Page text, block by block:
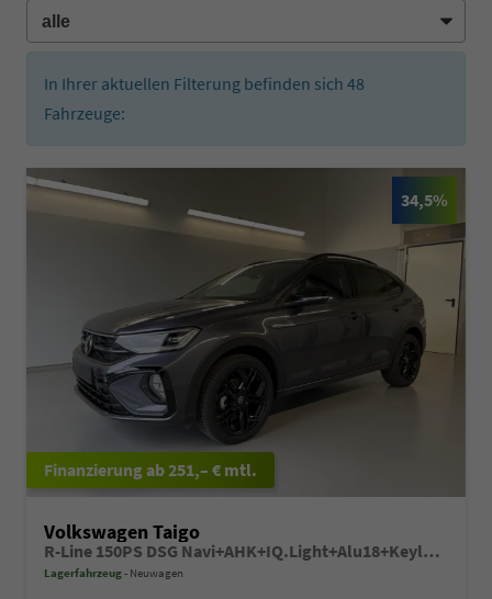
In Ihrer aktuellen Filterung befinden sich 48
Fahrzeuge:
34,5%
ab 251,– € mtl.
Volkswagen Taigo
R-Line 150PS DSG Navi+AHK+IQ.Light+Alu18+Keyless+Black+Sitzheiz+Kamera+ACC
Lagerfahrzeug Neuwagen